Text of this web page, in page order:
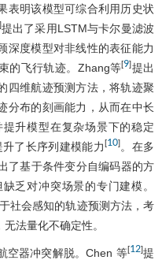
表明该模型可综合利用历史状
提出了采用LSTM与卡尔曼滤波
深度模型对非线性的表征能力
的飞行轨迹。Zhang等[9]提出
四维航迹预测方法，将轨迹聚
分布的刻画能力，从而在中长
升模型在复杂场景下的稳定
了长序列建模能力 [10] 。在多
了基于条件变分自编码器的方
乏对冲突场景的专门建模。
社会感知的轨迹预测方法，考
法量化不确定性。
空器冲突解脱。Chen 等[12]提